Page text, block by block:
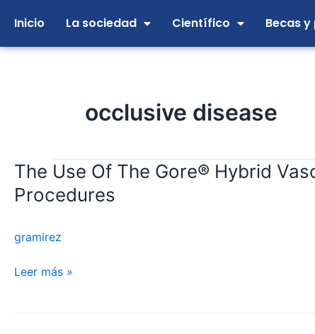
contenido
Inicio La sociedad Científico Becas
occlusive disease
The Use Of The Gore® Hybrid
Procedures
gramirez
The
Use
Of
Gore®
Vascular
For
Leer más »